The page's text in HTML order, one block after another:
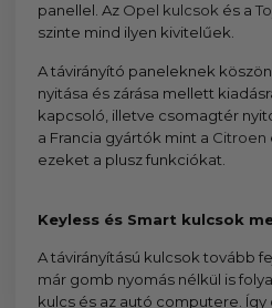
panellel. Az Opel kulcsok és a
szinte mind ilyen kivitelűek.
A távirányító paneleknek
nyitása és zárása mellett
kapcsoló, illetve csomagtér
a Francia gyártók mint a Citroen
ezeket a plusz funkciókat.
Keyless és Smart kulcsok
A távirányítású kulcsok tovább
már gomb nyomás nélkül is
kulcs és az autó computere.